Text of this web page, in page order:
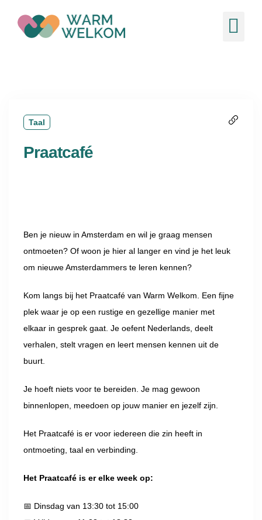
inhoud
Taal
Praatcafé
Ben je nieuw in Amsterdam en wil je graag mensen
ontmoeten? Of woon je hier al langer en vind je het leuk
om nieuwe Amsterdammers te leren kennen?
Kom langs bij het Praatcafé van Warm Welkom. Een fijne
plek waar je op een rustige en gezellige manier met
elkaar in gesprek gaat. Je oefent Nederlands, deelt
verhalen, stelt vragen en leert mensen kennen uit de
buurt.
Je hoeft niets voor te bereiden. Je mag gewoon
binnenlopen, meedoen op jouw manier en jezelf zijn.
Het Praatcafé is er voor iedereen die zin heeft in
ontmoeting, taal en verbinding.
Het Praatcafé is er elke week op:
📅 Dinsdag van 13:30 tot 15:00